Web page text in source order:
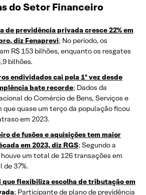
do Setor Financeiro
de previdência privada cresce 22% em
diz Fenaprevi; No período, os
R$ 153 bilhões, enquanto os resgates
bilhões.
endividados cai pela 1ª vez desde
bate recorde; Dados da
do Comércio de Bens, Serviços e
que quase um terço da população ficou
em 2023.
de fusões e aquisições tem maior
em 2023, diz RGS; Segundo a
um total de 126 transações em
de 37%.
que flexibiliza escolha de tributação em
; Participante de plano de previdência